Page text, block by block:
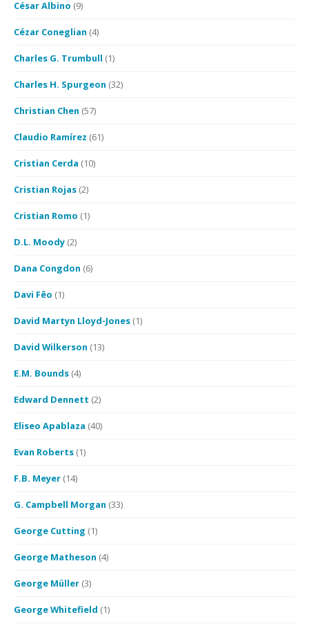
César Albino (9)
Cézar Coneglian (4)
Charles G. Trumbull (1)
Charles H. Spurgeon (32)
Christian Chen (57)
Claudio Ramírez (61)
Cristian Cerda (10)
Cristian Rojas (2)
Cristian Romo (1)
D.L. Moody (2)
Dana Congdon (6)
Davi Fêo (1)
David Martyn Lloyd-Jones (1)
David Wilkerson (13)
E.M. Bounds (4)
Edward Dennett (2)
Eliseo Apablaza (40)
Evan Roberts (1)
F.B. Meyer (14)
G. Campbell Morgan (33)
George Cutting (1)
George Matheson (4)
George Müller (3)
George Whitefield (1)